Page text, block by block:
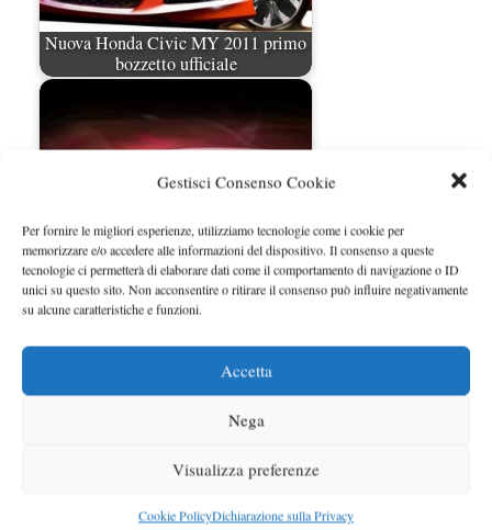
Gestisci Consenso Cookie
Per fornire le migliori esperienze, utilizziamo tecnologie come i cookie per
memorizzare e/o accedere alle informazioni del dispositivo. Il consenso a queste
tecnologie ci permetterà di elaborare dati come il comportamento di navigazione o ID
unici su questo sito. Non acconsentire o ritirare il consenso può influire negativamente
su alcune caratteristiche e funzioni.
Accetta
Nega
Visualizza preferenze
Cookie PolicyDichiarazione sulla Privacy
Nuova Honda Civic MY 2011 primo
bozzetto ufficiale
Acura concept crossover anticipato da